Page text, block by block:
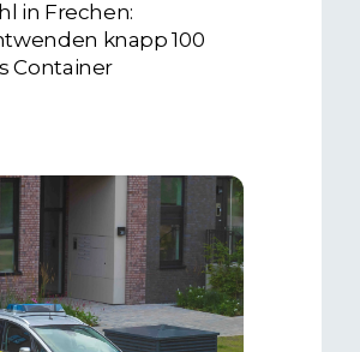
in Frechen:
knapp 100
Container